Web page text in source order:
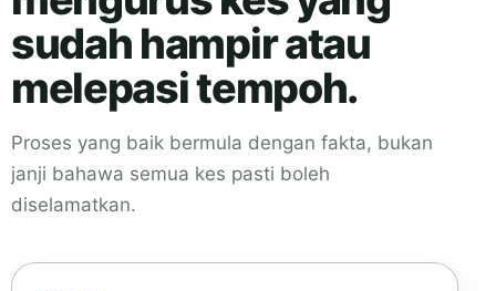
sudah hampir atau
melepasi tempoh.
Proses yang baik bermula dengan fakta, bukan
janji bahawa semua kes pasti boleh
diselamatkan.